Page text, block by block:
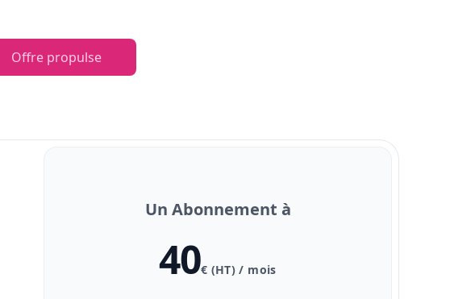
Offre propulse
Un Abonnement à
40€ (HT) / mois